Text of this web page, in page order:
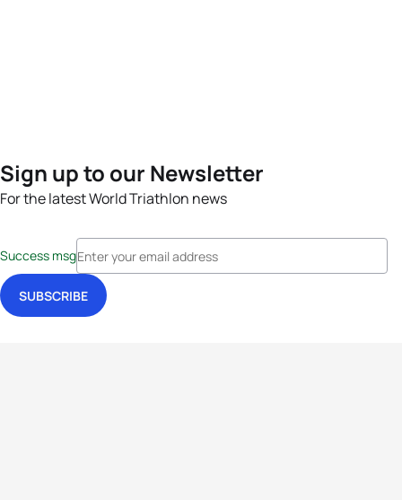
Sign up to our Newsletter
For the latest World Triathlon news
Success msg